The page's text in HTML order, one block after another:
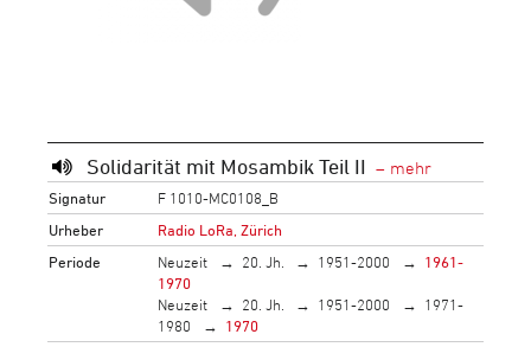
Solidarität mit Mosambik Teil II
Signatur
F 1010-MC0108_B
Urheber
Radio LoRa, Zürich
Periode
Neuzeit 20. Jh. 1951-2000
1961-
1970
Neuzeit
20. Jh. 1951-2000
1971-
1980
1970